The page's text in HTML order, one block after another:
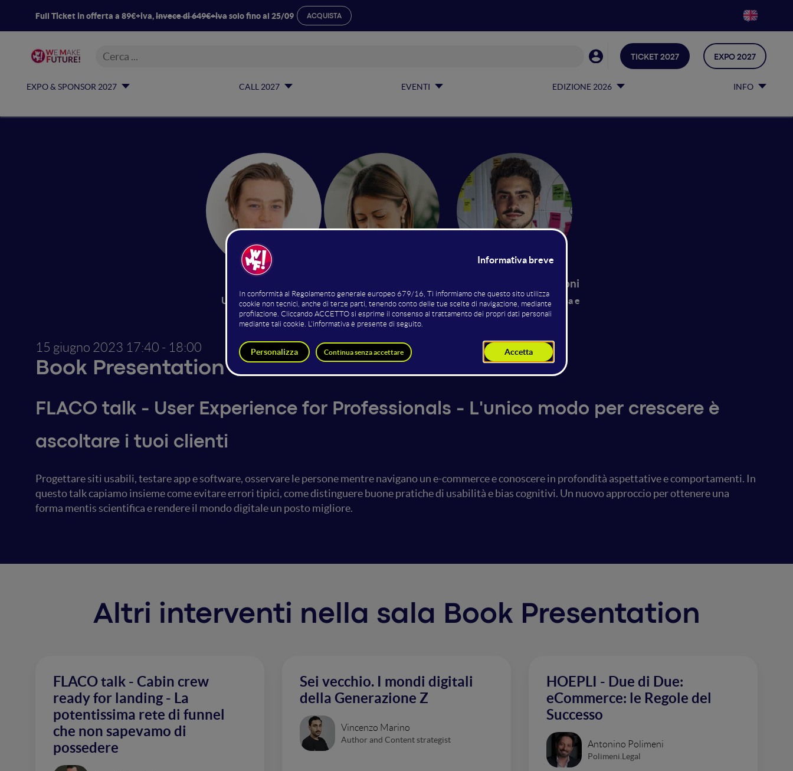
Full Ticket in offerta a 89€+iva,invece di 649€+ivasolo fino al 25/09 ACQUISTA
EXPO & SPONSOR 2027 CALL 2027 EVENTI EDIZIONE 2026 INFO
TICKET 2027 EXPO 2027
UX Research Expert Customer e UX Researcher
Carlo tommaso Bisaccioni
Growth Marketer di Caffeina e
founder di CATOBI
15 giugno 2023 17:40 - 18:00
Book Presentation
FLACO talk - User Experience for Professionals - L'unico modo per crescere è
ascoltare i tuoi clienti
Progettare siti usabili, testare app e software, osservare le persone mentre navigano un e-commerce e conoscere in profondità aspettative e comportamenti. In
questo talk capiamo insieme come evitare errori tipici, come distinguere buone pratiche di usabilità e bias cognitivi. Un nuovo approccio per ottenere una
forma mentis scientifica e rendere il mondo digitale un posto migliore.
Altri interventi nella sala Book Presentation
FLACO talk - Cabin crew
ready for landing - La
potentissima rete di funnel
che non sapevamo di
possedere
Sei vecchio. I mondi digitali
della Generazione Z
Vincenzo Marino
Author and Content strategist
HOEPLI - Due di Due:
eCommerce: le Regole del
Successo
Antonino Polimeni
Polimeni.Legal